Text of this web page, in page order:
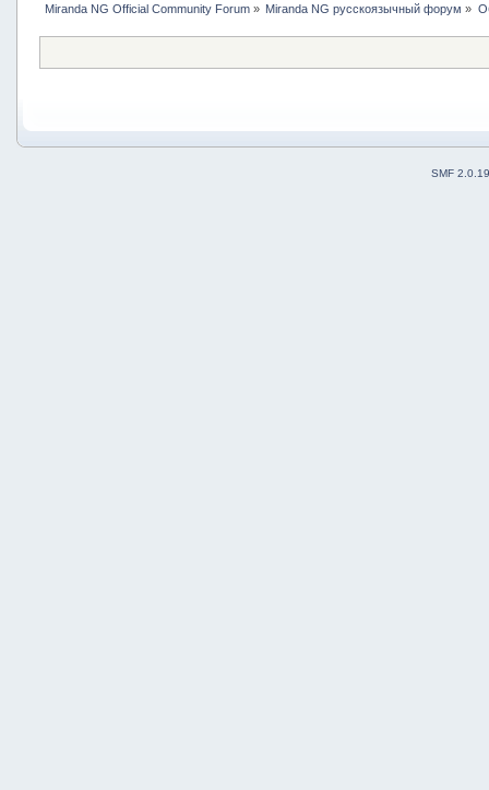
Miranda NG Official Community Forum» Miranda NG русскоязычный форум »
SMF 2.0.19